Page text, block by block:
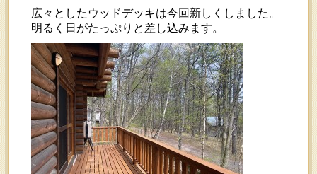
広々としたウッドデッキは今回新しくしました。
明るく日がたっぷりと差し込みます。